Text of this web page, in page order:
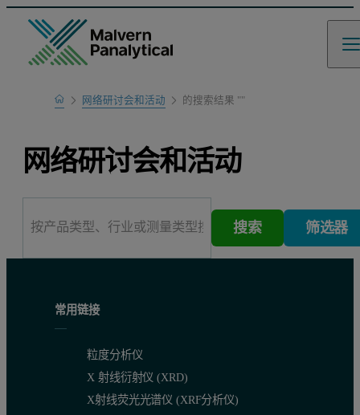
Home网络研讨会和活动 的搜索结果 ""
网络研讨会和活动
搜索 筛选器
常用链接
粒度分析仪
X 射线衍射仪 (XRD)
X射线荧光光谱仪 (XRF分析仪)